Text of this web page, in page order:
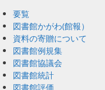
要覧
図書館かがわ(館報）
資料の寄贈について
図書館例規集
図書館協議会
図書館統計
図書館評価